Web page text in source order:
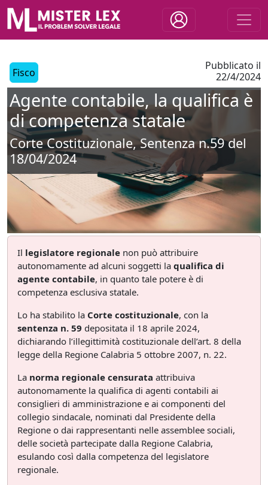
Fisco
Pubblicato il
22/4/2024
Agente contabile, la qualifica è
di competenza statale
Corte Costituzionale, Sentenza n.59 del
18/04/2024
Il legislatore regionale non può attribuire
autonomamente ad alcuni soggetti la qualifica di
agente contabile, in quanto tale potere è di
competenza esclusiva statale.
Lo ha stabilito la Corte costituzionale, con la
sentenza n. 59 depositata il 18 aprile 2024,
dichiarando l’illegittimità costituzionale dell’art. 8 della
legge della Regione Calabria 5 ottobre 2007, n. 22.
La norma regionale censurata attribuiva
autonomamente la qualifica di agenti contabili ai
consiglieri di amministrazione e ai componenti del
collegio sindacale, nominati dal Presidente della
Regione o dai rappresentanti nelle assemblee sociali,
delle società partecipate dalla Regione Calabria,
esulando così dalla competenza del legislatore
regionale.